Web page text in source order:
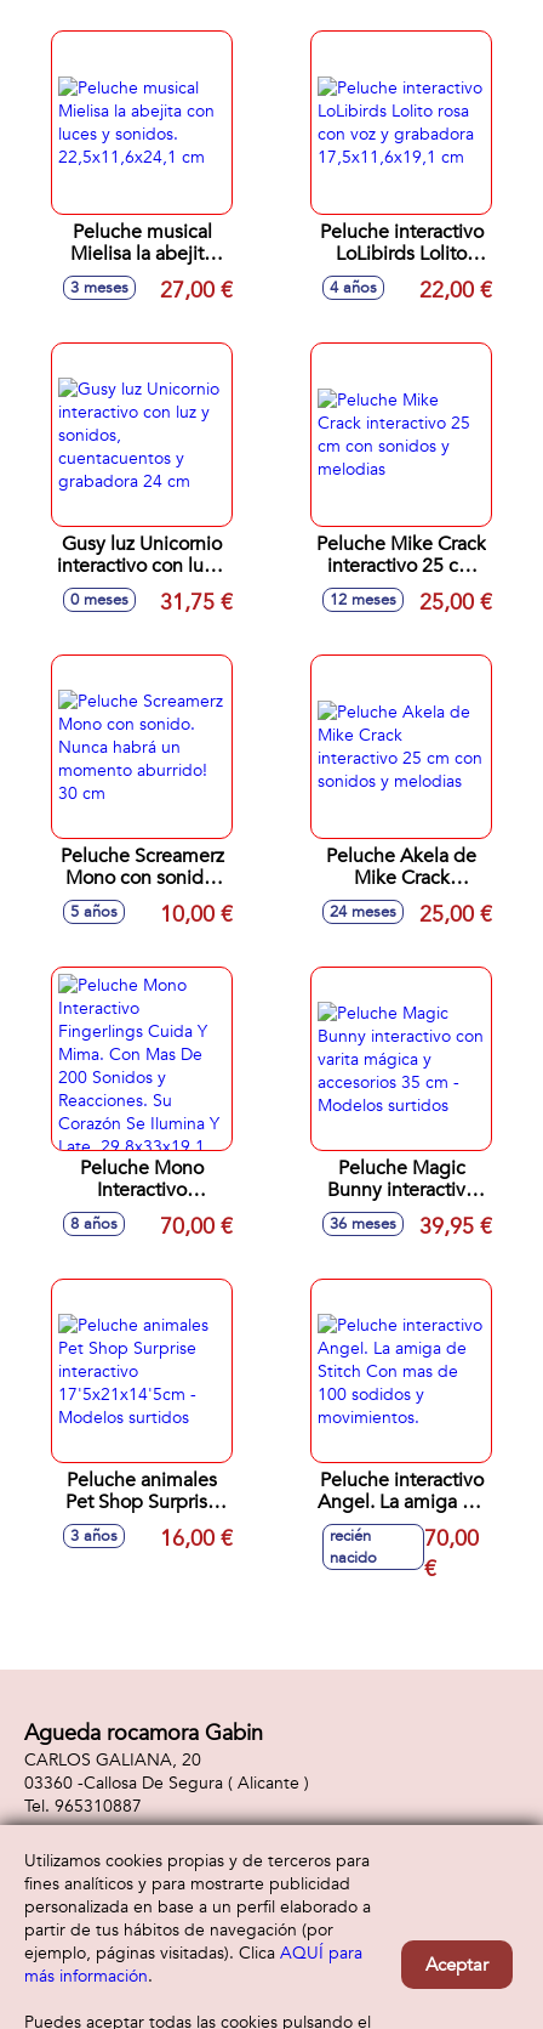
Aumenta su
surtidos
¡interactúan con
Peluche musical
Mielisa la abejita
con luces y
sonidos.
3 meses 27,00 €
Peluche interactivo
LoLibirds Lolito
rosa con voz y
grabadora
4 años 22,00 €
Gusy luz Unicornio
interactivo con luz y
sonidos,
cuentacuentos y
0 meses 31,75 €
Peluche Mike Crack
interactivo 25 cm
con sonidos y
melodias
12 meses 25,00 €
Peluche Screamerz
Mono con sonido.
Nunca habrá un
momento aburrido!
5 años 10,00 €
Peluche Akela de
Mike Crack
interactivo 25 cm
con sonidos y
24 meses 25,00 €
Peluche Mono
Interactivo
Fingerlings Cuida Y
Mima. Con Mas De
Reacciones. Su
Y Late.
29.8x33x19.1 cm
8 años 70,00 €
Peluche Magic
Bunny interactivo
con varita mágica y
accesorios 35 cm -
36 meses 39,95 €
Peluche animales
Pet Shop Surprise
interactivo
17'5x21x14'5cm -
3 años 16,00 €
Peluche interactivo
Angel. La amiga de
Stitch Con mas de
100 sodidos y
movimientos.
recién
nacido
70,00
€
Agueda rocamora Gabin
CARLOS GALIANA, 20
03360 -Callosa De Segura ( Alicante )
965310887
Información
Aviso legal
Política de privacidad
Política de cookies
Atención al cliente
Envío y devolución
Contacto
Utilizamos cookies propias y de terceros para
fines analíticos y para mostrarte publicidad
personalizada en base a un perfil elaborado a
partir de tus hábitos de navegación (por
ejemplo, páginas visitadas). Clica AQUÍ para
más información.
Puedes aceptar todas las cookies pulsando el
Aceptar